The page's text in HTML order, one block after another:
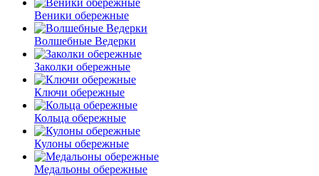
Веники обережные
Волшебные Ведерки
Заколки обережные
Ключи обережные
Кольца обережные
Кулоны обережные
Медальоны обережные